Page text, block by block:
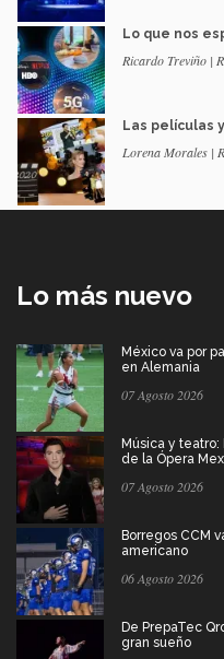
Lo que nos
Ricardo Treviño |
Las películas
Lorena Morales |
Lo más nuevo
México va por
en Alemania
07 Agosto 2026
Música y teatro:
de la Ópera
07 Agosto 2026
Borregos CCM
americano
06 Agosto 2026
De PrepaTec
gran sueño